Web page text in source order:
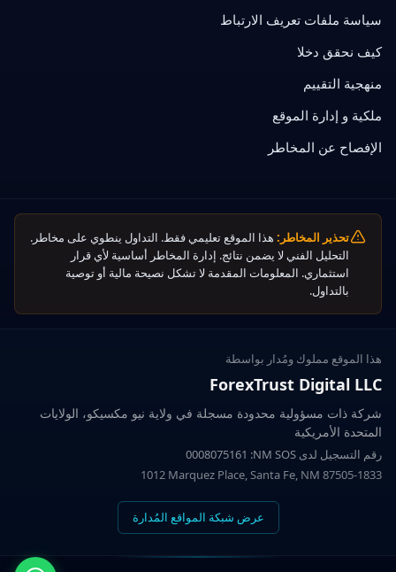
سياسة ملفات تعريف الارتباط
كيف نحقق دخلا
منهجية التقييم
ملكية و إدارة الموقع
الإفصاح عن المخاطر
تحذير المخاطر: هذا الموقع تعليمي فقط. التداول ينطوي على مخاطر.
التحليل الفني لا يضمن نتائج. إدارة المخاطر أساسية لأي قرار
استثماري. المعلومات المقدمة لا تشكل نصيحة مالية أو توصية
بالتداول.
هذا الموقع مملوك ومُدار بواسطة
ForexTrust Digital LLC
شركة ذات مسؤولية محدودة مسجلة في ولاية نيو مكسيكو، الولايات
المتحدة الأمريكية
رقم التسجيل لدى NM SOS
:
0008075161
1012 Marquez Place, Santa Fe, NM 87505-1833
عرض شبكة المواقع المُدارة